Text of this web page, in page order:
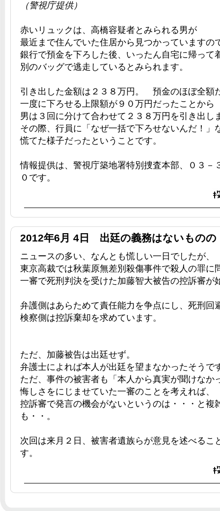
（警視庁提供）
赤いリュックは、高橋容疑者とみられる男が
最近まで住んでいた住居から見つかっていますの
銀行で預金を下ろした後、いったん自宅に帰って
別のバッグで逃走しているとみられます。
引き出した金額は２３８万円。 預金のほぼ全額
一度に下ろせる上限額が９０万円だったことから
男は３回に分けて合わせて２３８万円を引き出し
その際、行員に「なぜ一括で下ろせないんだ！」
慌てた様子だったということです。
情報提供は、警視庁築地署特別捜査本部、０３－
０です。
2012年6月 4日 出廷の義務はないものの
ニュースの多い、なんとも慌しい一日でしたが、
東京高裁では秋葉原無差別殺傷事件で殺人の罪に
一審で死刑判決を受けた加藤智大被告の控訴審が
弁護側はあらためて責任能力を争点にし、死刑回
検察側は控訴棄却を求めています。
ただ、加藤被告は出廷せず。
弁護士によれば本人が出廷を望まなかったそうで
ただ、事件の被害者も「本人から真実が聞けなか
悔しさをにじませていた一審のことを考えれば、
控訴審で発言の機会がないというのは・・・と複
も・・。
次回は来月２日、被害者遺族らが意見を述べるこ
す。